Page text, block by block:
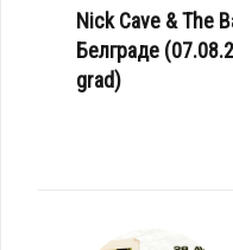
Nick Cave & The
Белграде
grad)